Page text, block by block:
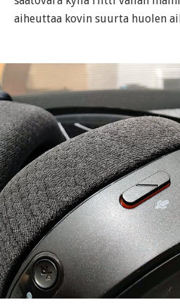
aiheuttaa kovin suurta huolen